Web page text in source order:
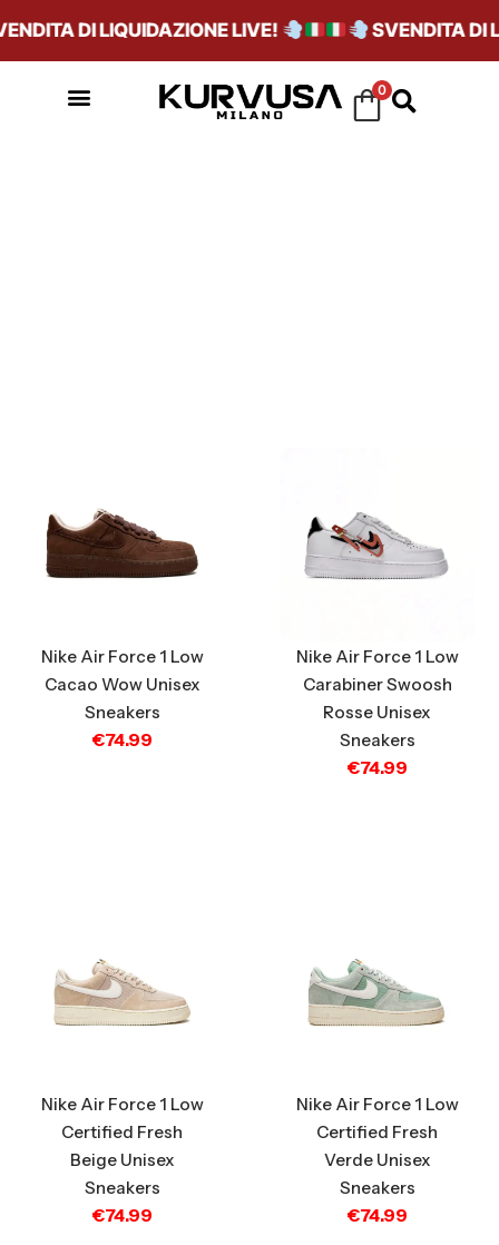
DI LIQUIDAZIONE LIVE! SVENDITA DI
0
Nike Air Force 1 Low
Cacao Wow Unisex
Sneakers
€74.99
Nike Air Force 1 Low
Carabiner Swoosh
Rosse Unisex
Sneakers
€74.99
Nike Air Force 1 Low
Certified Fresh
Beige Unisex
Sneakers
€74.99
Nike Air Force 1 Low
Certified Fresh
Verde Unisex
Sneakers
€74.99